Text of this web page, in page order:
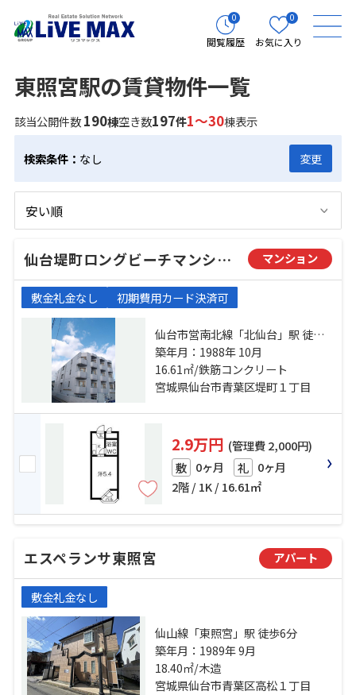
0
閲覧履歴
0
お気に入り
東照宮駅の賃貸物件一覧
該当公開件数190棟空き数197件1～30棟表示
検索条件： なし 変更
仙台堤町ロングビーチマンション マンション
敷金礼金なし 初期費用カード決済可
仙台市営南北線「北仙台」駅 徒歩5
分 仙台市営南北線「台原」駅 徒歩
11分 仙山線「東照宮」駅 徒歩25分
築年月：1988年 10月
16.61㎡/鉄筋コンクリート
宮城県仙台市青葉区堤町１丁目
2.9万円 (管理費 2,000円)
敷 0ヶ月 礼 0ヶ月
2階 / 1K / 16.61㎡
エスペランサ東照宮 アパート
敷金礼金なし
仙山線「東照宮」駅 徒歩6分
築年月：1989年 9月
18.40㎡/木造
宮城県仙台市青葉区高松１丁目